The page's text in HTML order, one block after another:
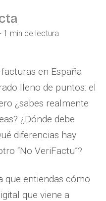
1 min de lectura
en España
lleno de puntos: el
¿sabes realmente
¿Dónde debe
diferencias hay
“No VeriFactu”?
que entiendas cómo
que viene a